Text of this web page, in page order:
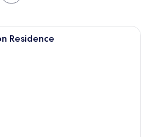
Una camera da letto con soffitto in
Residence